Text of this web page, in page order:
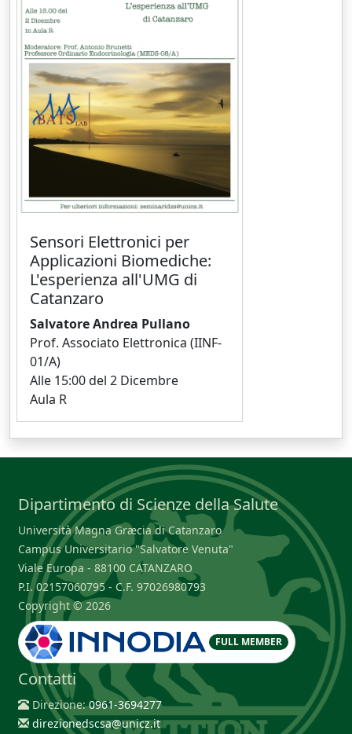
Sensori Elettronici per
Applicazioni Biomediche:
L'esperienza all'UMG di
Catanzaro
Salvatore Andrea Pullano
Prof. Associato Elettronica (IINF-
01/A)
Alle 15:00 del 2 Dicembre
Aula R
Dipartimento di Scienze della Salute
Università Magna Græcia di Catanzaro
Campus Universitario "Salvatore Venuta"
Viale Europa - 88100 CATANZARO
P.I. 02157060795 - C.F. 97026980793
Copyright © 2026
FULL MEMBER
Contatti
Direzione:0961-3694277
direzionedscsa@unicz.it